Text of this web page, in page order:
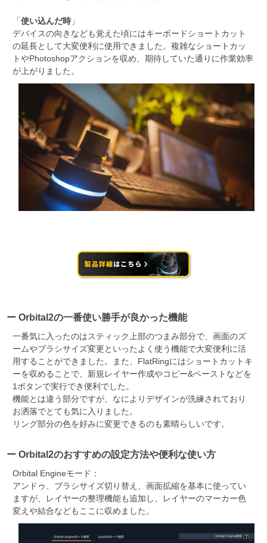
「使い込んだ時」
デバイスの向きなども覚えた頃にはキーボードショートカット
の延長として大変便利に使用できました。複雑なショートカッ
トやPhotoshopアクションを収め、期待していた通りに作業効率
が上がりました。
ー Orbital2の一番使い勝手が良かった機能
一番気に入ったのはスティック上部のつまみ部分で、画面のズ
ームやブラシサイズ変更といったよく使う機能で大変便利に活
用することができました。また、FlatRingにはショートカットキ
ーを収めることで、新規レイヤー作成やコピー&ペーストなどを
1ボタンで実行でき便利でした。
機能とは違う部分ですが、なによりデザインが洗練されており
お洒落でとても気に入りました。
リング部分の色を好みに変更できるのも素晴らしいです。
ー Orbital2のおすすめの設定方法や便利な使い方
Orbital Engineモード：
アンドゥ、ブラシサイズ切り替え、画面拡縮を基本に使ってい
ますが、レイヤーの整理機能も追加し、レイヤーのマーカー色
変えや結合などもここに収めました。